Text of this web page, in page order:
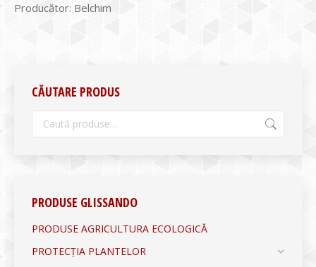
Producător: Belchim
CĂUTARE PRODUS
PRODUSE GLISSANDO
PRODUSE AGRICULTURA ECOLOGICĂ
PROTECȚIA PLANTELOR